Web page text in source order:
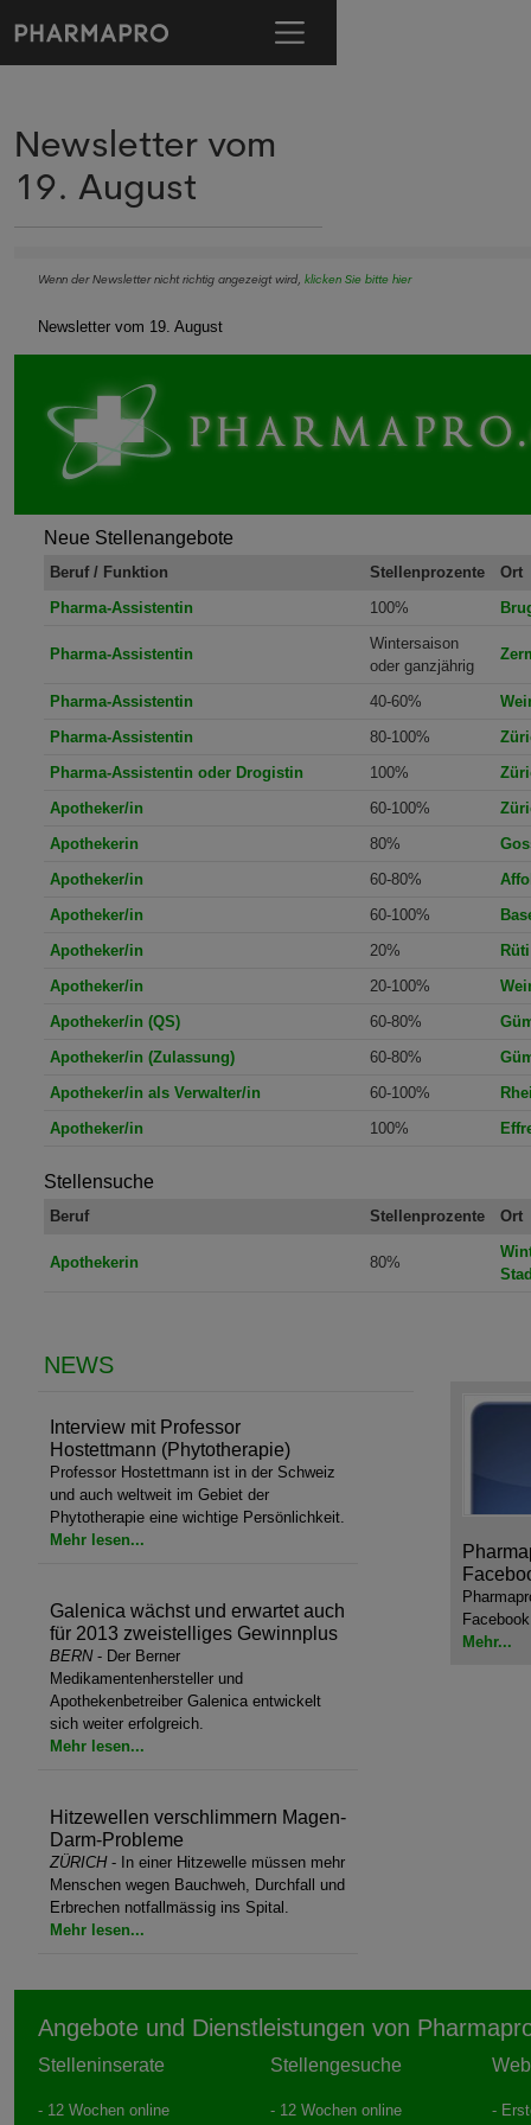
Newsletter vom
19. August
Wenn der Newsletter nicht richtig angezeigt wird, klicken Sie bitte hier
Newsletter vom 19. August
Neue Stellenangebote
Beruf / Funktion Stellenprozente
Ort
Pharma-Assistentin
100%
Pharma-Assistentin
Wintersaison
oder ganzjährig
Pharma-Assistentin 40-60%
Pharma-Assistentin
80-100%
Pharma-Assistentin oder Drogistin
100%
Apotheker/in
60-100%
Apothekerin
80%
Apotheker/in
60-80%
Apotheker/in
60-100%
Apotheker/in
20%
Apotheker/in
20-100%
Apotheker/in (QS)
60-80%
Apotheker/in (Zulassung)
60-80%
Apotheker/in als Verwalter/in
60-100%
Apotheker/in
100%
Stellensuche
Beruf Stellenprozente Ort
Apothekerin 80%
NEWS
Interview mit Professor
Hostettmann (Phytotherapie)
Professor Hostettmann ist in der Schweiz
und auch weltweit im Gebiet der
Phytotherapie eine wichtige Persönlichkeit.
Mehr lesen...
Galenica wächst und erwartet auch
für 2013 zweistelliges Gewinnplus
BERN- Der Berner
Medikamentenhersteller und
Apothekenbetreiber Galenica entwickelt
sich weiter erfolgreich.
Mehr lesen...
Hitzewellen verschlimmern Magen-
Darm-Probleme
ZÜRICH- In einer Hitzewelle müssen mehr
Menschen wegen Bauchweh, Durchfall und
Erbrechen notfallmässig ins Spital.
Mehr lesen...
Mehr...
Angebote und Dienstleistungen von
Stelleninserate
- 12 Wochen online
Stellengesuche
- 12 Wochen online
-